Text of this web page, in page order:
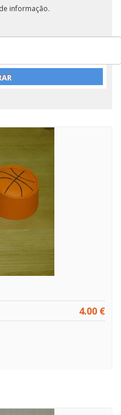
informação.
4.00 €